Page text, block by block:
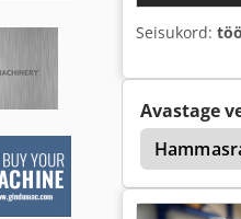
Seisukord:
Avastage
Pfauter